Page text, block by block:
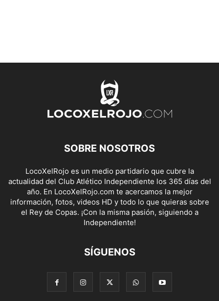
SOBRE NOSOTROS
LocoXelRojo es un medio partidario que cubre la
actualidad del Club Atlético Independiente los 365 días del
año. En LocoXelRojo.com te acercamos la mejor
información, fotos, videos HD y todo lo que quieras sobre
el Rey de Copas. ¡Con la misma pasión, siguiendo a
Independiente!
SÍGUENOS